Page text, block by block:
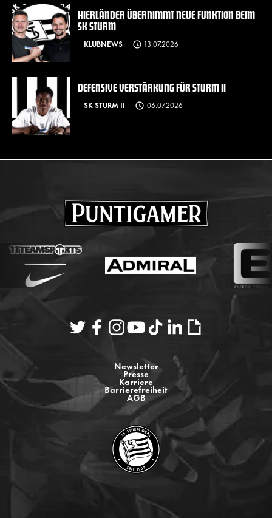
HIERLÄNDER ÜBERNIMMT NEUE FUNKTION BEIM
SK STURM
KLUBNEWS 13.07.2026
DEFENSIVE VERSTÄRKUNG FÜR STURM II
SK STURM II 06.07.2026
Newsletter
Presse
Karriere
Barrierefreiheit
AGB